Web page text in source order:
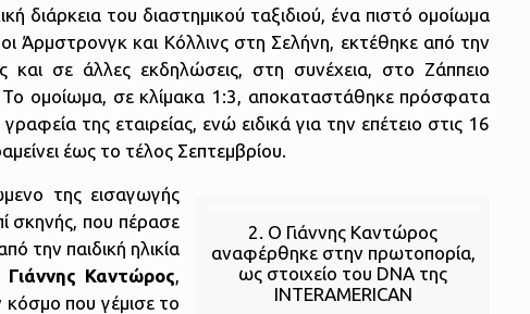
διάρκεια του διαστημικού ταξιδιού, ένα πιστό ομοίωμα
Άρμστρονγκ και Κόλλινς στη Σελήνη, εκτέθηκε από την
σε άλλες εκδηλώσεις, στη συνέχεια, στο Ζάππειο
ομοίωμα, σε κλίμακα 1:3, αποκαταστάθηκε πρόσφατα
της εταιρείας, ενώ ειδικά για την επέτειο στις 16
έως το τέλος Σεπτεμβρίου.
2. Ο Γιάννης Καντώρος
αναφέρθηκε στην πρωτοπορία,
ως στοιχείο του DNA της
INTERAMERICAN
της εισαγωγής
σκηνής, που πέρασε
την παιδική ηλικία
Γιάννης Καντώρος,
που γέμισε το